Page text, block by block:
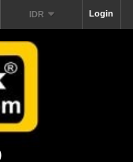
Login
IDR